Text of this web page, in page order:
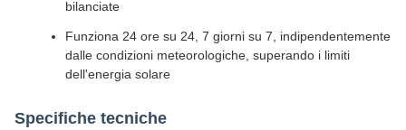
bilanciate
Funziona 24 ore su 24, 7 giorni su 7, indipendentemente
dalle condizioni meteorologiche, superando i limiti
dell'energia solare
Specifiche tecniche